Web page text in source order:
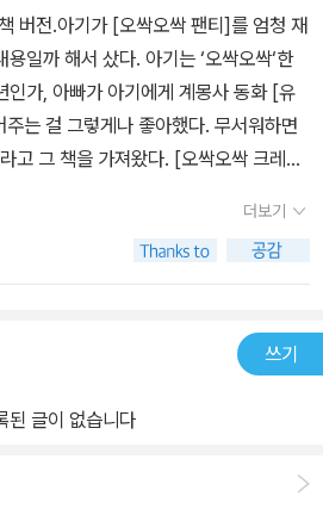
버전.아기가 [오싹오싹 팬티]를 엄청 재
일까 해서 샀다. 아기는 ‘오싹오싹‘한
인가, 아빠가 아기에게 계몽사 동화 [유
는 걸 그렇게나 좋아했다. 무서워하면
고 그 책을 가져왔다. [오싹오싹 크레
연필]을 보고 쓴 게 아닐까 생각할 정도
연필]에서는 관계를 다루고 있다. 즉,
. 뭐든지 잘하게 만드는 크레용(또는 연
나는, 이 크레용이 싫을 것 같다. 뭐든지
는 부분을, 내 마음을 글로 잘 표현해준
설인지 모르고 읽었다.) ‘머리‘가 생각나
더보기
쓰기
된 글이 없습니다